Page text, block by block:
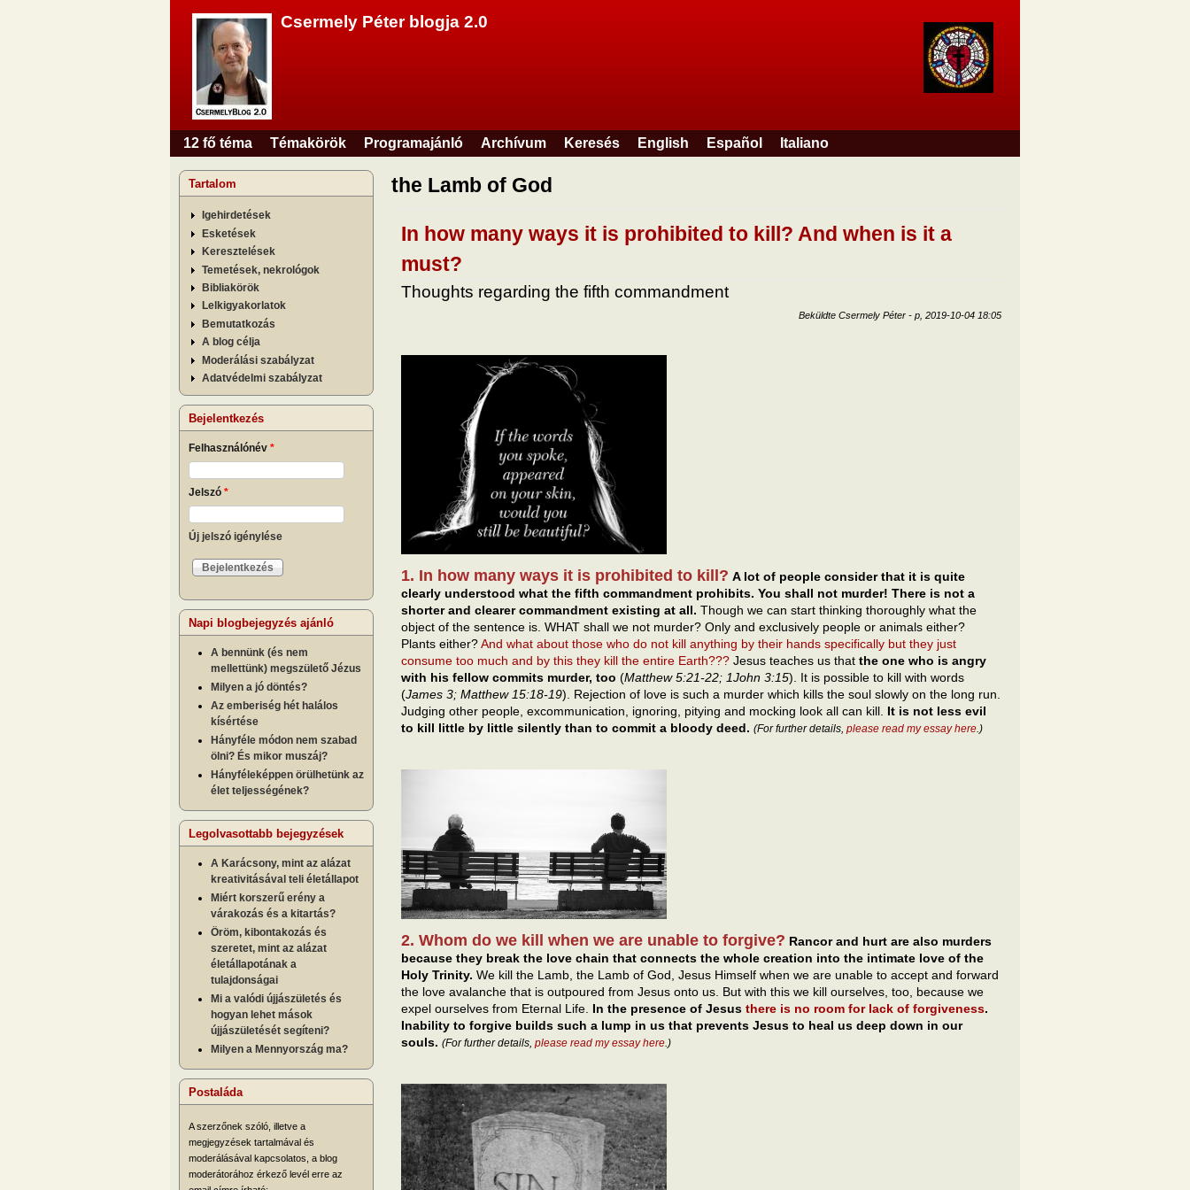
Csermely Péter blogja 2.0
Főmenü
12 fő téma Témakörök Programajánló Archívum Keresés English Español Italiano
the Lamb of God
In how many ways it is prohibited to kill? And when is it a
must?
Thoughts regarding the fifth commandment
Beküldte Csermely Péter - p, 2019-10-04 18:05
1. In how many ways it is prohibited to kill? A lot of people consider that it is quite
clearly understood what the fifth commandment prohibits. You shall not murder! There is not a
shorter and clearer commandment existing at all. Though we can start thinking thoroughly what the
object of the sentence is. WHAT shall we not murder? Only and exclusively people or animals either?
Plants either?And what about those who do not kill anything by their hands specifically but they just
consume too much and by this they kill the entire Earth??? Jesus teaches us that the one who is angry
with his fellow commits murder, too (Matthew 5:21-22; 1John 3:15). It is possible to kill with words
(James 3; Matthew 15:18-19). Rejection of love is such a murder which kills the soul slowly on the long run.
Judging other people, excommunication, ignoring, pitying and mocking look all can kill. It is not less evil
to kill little by little silently than to commit a bloody deed. (For further details, please read my essay here.)
2. Whom do we kill when we are unable to forgive? Rancor and hurt are also murders
because they break the love chain that connects the whole creation into the intimate love of the
Holy Trinity. We kill the Lamb, the Lamb of God, Jesus Himself when we are unable to accept and forward
the love avalanche that is outpoured from Jesus onto us. But with this we kill ourselves, too, because we
expel ourselves from Eternal Life. In the presence of Jesus there is no room for lack of forgiveness.
Inability to forgive builds such a lump in us that prevents Jesus to heal us deep down in our
souls. (For further details, please read my essay here .)
Tartalom
Igehirdetések
Esketések
Keresztelések
Temetések, nekrológok
Bibliakörök
Lelkigyakorlatok
Bemutatkozás
A blog célja
Moderálási szabályzat
Adatvédelmi szabályzat
Bejelentkezés
Felhasználónév *
Jelszó *
Új jelszó igénylése
Napi blogbejegyzés ajánló
A bennünk (és nem
mellettünk) megszülető Jézus
Milyen a jó döntés?
Az emberiség hét halálos
kísértése
Hányféle módon nem szabad
ölni? És mikor muszáj?
Hányféleképpen örülhetünk az
élet teljességének?
Legolvasottabb bejegyzések
A Karácsony, mint az alázat
kreativitásával teli életállapot
Miért korszerű erény a
várakozás és a kitartás?
Öröm, kibontakozás és
szeretet, mint az alázat
életállapotának a
tulajdonságai
Mi a valódi újjászületés és
hogyan lehet mások
újjászületését segíteni?
Milyen a Mennyország ma?
Postaláda
A szerzőnek szóló, illetve a
megjegyzések tartalmával és
moderálásával kapcsolatos, a blog
moderátorához érkező levél erre az